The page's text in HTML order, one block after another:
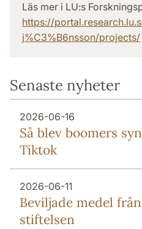
Läs mer i LU:s
https://
j%C3%B6nsson/projects/
Senaste nyheter
2026-06-16
Så blev boomers
Tiktok
2026-06-11
Beviljade medel
stiftelsen